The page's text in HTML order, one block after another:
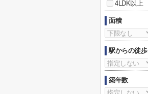
4LDK以上
面積
駅からの徒歩
築年数